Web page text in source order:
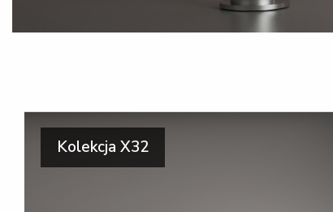
Kolekcja X32